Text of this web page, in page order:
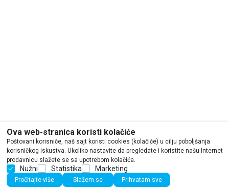
Ova web-stranica koristi kolačiće
Poštovani korisniče, naš sajt koristi cookies (kolačiće) u cilju poboljšanja
korisničkog iskustva. Ukoliko nastavite da pregledate i koristite našu Internet
prodavnicu slažete se sa upotrebom kolačića.
Nužni Statistika Marketing
Pročitajte više Slažem se Prihvatam sve